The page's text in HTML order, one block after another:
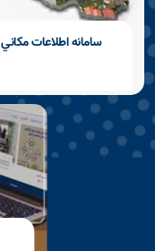
سامانه اطلاعات مكاني